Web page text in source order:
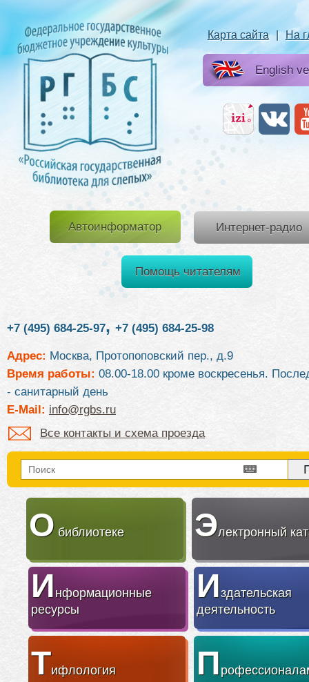
Карта сайта | На
English
Автоинформатор Интернет-радио
Помощь читателям
+7 (495) 684-25-97, +7 (495) 684-25-98
Адрес: Москва, Протопоповский пер., д.9
Время работы: 08.00-18.00 кроме воскресенья.
- санитарный день
E-Mail: info@rgbs.ru
Все контакты и схема проезда
О библиотеке Электронный
Информационные
ресурсы
Издательская
деятельность
Тифлология П